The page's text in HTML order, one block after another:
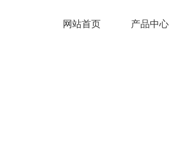
网站首页 产品中心